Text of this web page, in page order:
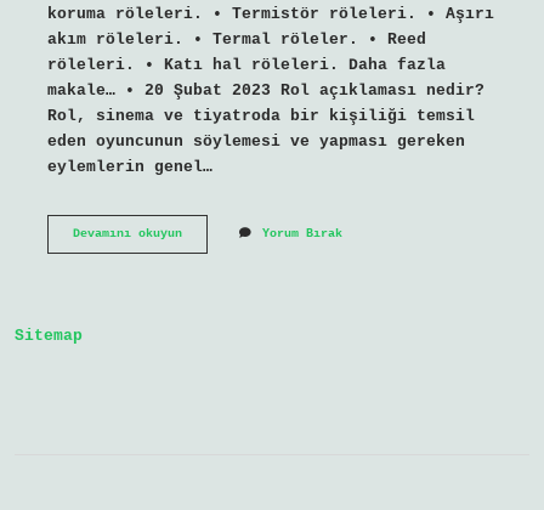
koruma röleleri. • Termistör röleleri. • Aşırı
akım röleleri. • Termal röleler. • Reed
röleleri. • Katı hal röleleri. Daha fazla
makale… • 20 Şubat 2023 Rol açıklaması nedir?
Rol, sinema ve tiyatroda bir kişiliği temsil
eden oyuncunun söylemesi ve yapması gereken
eylemlerin genel…
Devamını okuyunRol
Yorum Bırak
Sitemap